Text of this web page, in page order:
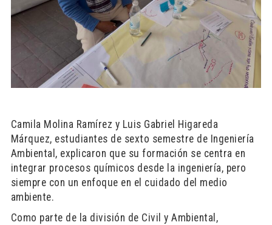
Camila Molina Ramírez y Luis Gabriel Higareda
Márquez, estudiantes de sexto semestre de Ingeniería
Ambiental, explicaron que su formación se centra en
integrar procesos químicos desde la ingeniería, pero
siempre con un enfoque en el cuidado del medio
ambiente.
Como parte de la división de Civil y Ambiental,